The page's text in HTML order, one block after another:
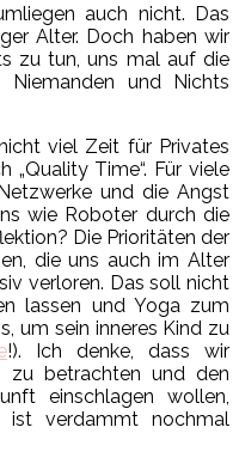
auch nicht. Das
Alter. Doch haben wir
zu tun, uns mal auf die
und Nichts
viel Zeit für Privates
„Quality Time“. Für viele
und die Angst
wie Roboter durch die
Die Prioritäten der
die uns auch im Alter
verloren. Das soll nicht
lassen und Yoga zum
um sein inneres Kind zu
!). Ich denke, dass wir
zu betrachten und den
einschlagen wollen,
ist verdammt nochmal